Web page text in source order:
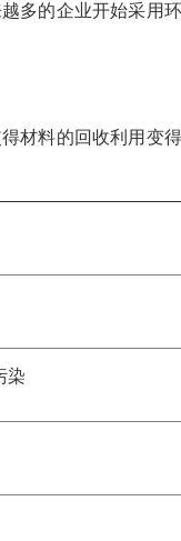
多的企业开始采用
材料的回收利用变
染